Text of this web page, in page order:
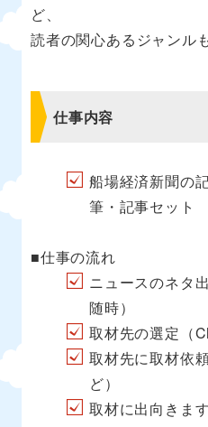
ど、
読者の関心あるジャンル
仕事内容
船場経済新聞の
筆・記事セット
■仕事の流れ
ニュースのネタ
随時）
取材先の選定（
取材先に取材依
ど）
取材に出向きま